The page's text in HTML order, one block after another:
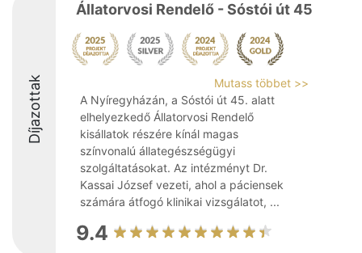
Díjazottak
Állatorvosi Rendelő - Sóstói út 45
Mutass többet >>
A Nyíregyházán, a Sóstói út 45. alatt
elhelyezkedő Állatorvosi Rendelő
kisállatok részére kínál magas
színvonalú állategészségügyi
szolgáltatásokat. Az intézményt Dr.
Kassai József vezeti, ahol a páciensek
számára átfogó klinikai vizsgálatot, ...
9.4